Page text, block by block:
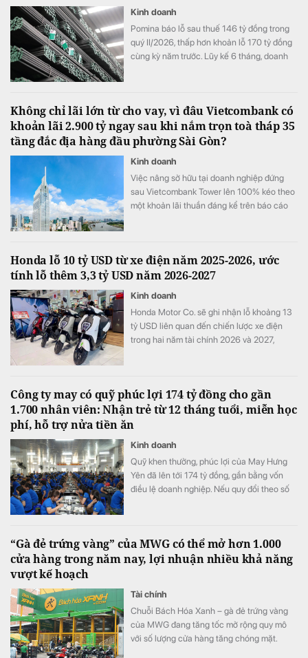
Kinh doanh
Pomina báo lỗ sau thuế 146 tỷ đồng trong
quý II/2026, thấp hơn khoản lỗ 170 tỷ đồng
cùng kỳ năm trước. Lũy kế 6 tháng, doanh
Không chỉ lãi lớn từ cho vay, vì đâu Vietcombank có
khoản lãi 2.900 tỷ ngay sau khi nắm trọn toà tháp 35
tầng đắc địa hàng đầu phường Sài Gòn?
Kinh doanh
Việc nâng sở hữu tại doanh nghiệp đứng
sau Vietcombank Tower lên 100% kéo theo
một khoản lãi thuần đáng kể trên báo cáo
Honda lỗ 10 tỷ USD từ xe điện năm 2025-2026, ước
tính lỗ thêm 3,3 tỷ USD năm 2026-2027
Kinh doanh
Honda Motor Co. sẽ ghi nhận lỗ khoảng 13
tỷ USD liên quan đến chiến lược xe điện
trong hai năm tài chính 2026 và 2027,
Công ty may có quỹ phúc lợi 174 tỷ đồng cho gần
1.700 nhân viên: Nhận trẻ từ 12 tháng tuổi, miễn học
phí, hỗ trợ nửa tiền ăn
Kinh doanh
Quỹ khen thưởng, phúc lợi của May Hưng
Yên đã lên tới 174 tỷ đồng, gần bằng vốn
điều lệ doanh nghiệp. Nếu quy đổi theo số
“Gà đẻ trứng vàng” của MWG có thể mở hơn 1.000
cửa hàng trong năm nay, lợi nhuận nhiều khả năng
vượt kế hoạch
Tài chính
Chuỗi Bách Hóa Xanh – gà đẻ trứng vàng
của MWG đang tăng tốc mở rộng quy mô
với số lượng cửa hàng tăng chóng mặt.